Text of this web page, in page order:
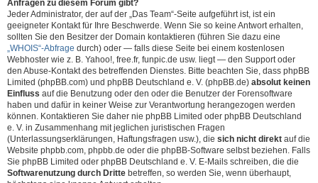
Anfragen zu diesem Forum gibt?
Jeder Administrator, der auf der „Das Team“-Seite aufgeführt ist, ist ein
geeigneter Kontakt für Ihre Beschwerde. Wenn Sie so keine Antwort erhalten,
sollten Sie den Besitzer der Domain kontaktieren (führen Sie dazu eine
„WHOIS“-Abfrage durch) oder — falls diese Seite bei einem kostenlosen
Webhoster wie z. B. Yahoo!, free.fr, funpic.de usw. liegt — den Support oder
den Abuse-Kontakt des betreffenden Dienstes. Bitte beachten Sie, dass phpBB
Limited (phpBB.com) und phpBB Deutschland e. V. (phpBB.de) absolut keinen
Einfluss auf die Benutzung oder den oder die Benutzer der Forensoftware
haben und dafür in keiner Weise zur Verantwortung herangezogen werden
können. Kontaktieren Sie daher nie phpBB Limited oder phpBB Deutschland
e. V. in Zusammenhang mit jeglichen juristischen Fragen
(Unterlassungserklärungen, Haftungsfragen usw.), die sich nicht direkt auf die
Website phpbb.com, phpbb.de oder die phpBB-Software selbst beziehen. Falls
Sie phpBB Limited oder phpBB Deutschland e. V. E-Mails schreiben, die die
Softwarenutzung durch Dritte betreffen, so werden Sie, wenn überhaupt,